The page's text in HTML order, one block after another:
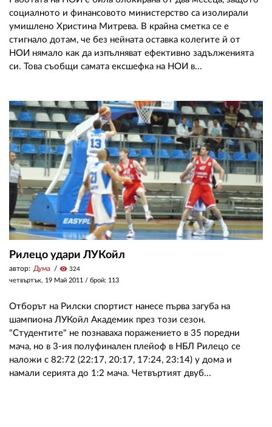
социалното и финансовото министерство са изолирали
умишлено Христина Митрева. В крайна сметка се е
стигнало дотам, че без нейната оставка колегите й от
НОИ нямало как да изпълняват ефективно задълженията
си. Това съобщи самата ексшефка на НОИ в...
Рилецо удари ЛУКойл
автор: Дума visibility 324
четвъртък, 19 Май 2011 / брой: 113
Отборът на Рилски спортист нанесе първа загуба на
шампиона ЛУКойл Академик през този сезон.
"Студентите" не познаваха поражението в 35 поредни
мача, но в 3-ия полуфинален плейоф в НБЛ Рилецо се
наложи с 82:72 (22:17, 20:17, 17:24, 23:14) у дома и
намали серията до 1:2 мача. Четвъртият двуб...